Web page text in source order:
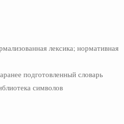
лексика; нормативная
подготовленный словарь
символов